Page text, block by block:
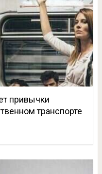
привычки
транспорте